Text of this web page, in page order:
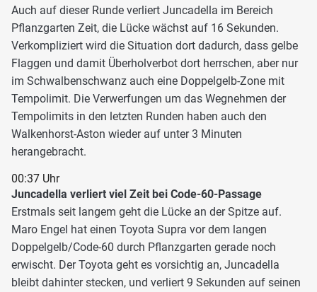
Auch auf dieser Runde verliert Juncadella im Bereich
Pflanzgarten Zeit, die Lücke wächst auf 16 Sekunden.
Verkompliziert wird die Situation dort dadurch, dass gelbe
Flaggen und damit Überholverbot dort herrschen, aber nur
im Schwalbenschwanz auch eine Doppelgelb-Zone mit
Tempolimit. Die Verwerfungen um das Wegnehmen der
Tempolimits in den letzten Runden haben auch den
Walkenhorst-Aston wieder auf unter 3 Minuten
herangebracht.
00:37 Uhr
Juncadella verliert viel Zeit bei Code-60-Passage
Erstmals seit langem geht die Lücke an der Spitze auf.
Maro Engel hat einen Toyota Supra vor dem langen
Doppelgelb/Code-60 durch Pflanzgarten gerade noch
erwischt. Der Toyota geht es vorsichtig an, Juncadella
bleibt dahinter stecken, und verliert 9 Sekunden auf seinen